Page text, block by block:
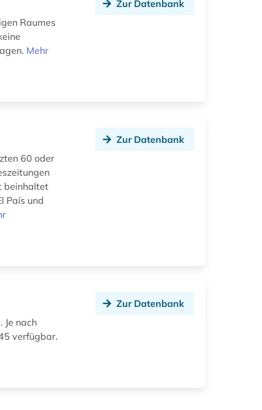
Raumes
Mehr
Zur Datenbank
60 oder
beinhaltet
País und
Zur Datenbank
Je nach
verfügbar.
Zur Datenbank